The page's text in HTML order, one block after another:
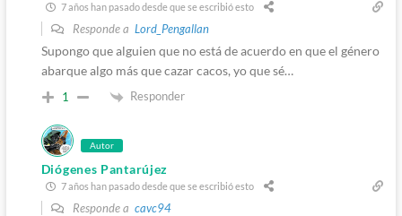
7 años han pasado desde que se escribió esto
Responde a Lord_Pengallan
Supongo que alguien que no está de acuerdo en que el género
abarque algo más que cazar cacos, yo que sé…
1 Responder
Autor
Diógenes Pantarújez
7 años han pasado desde que se escribió esto
Responde a cavc94